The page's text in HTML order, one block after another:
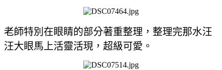
老師特別在眼睛的部分著重整理，整理完那水汪
汪大眼馬上活靈活現，超級可愛。